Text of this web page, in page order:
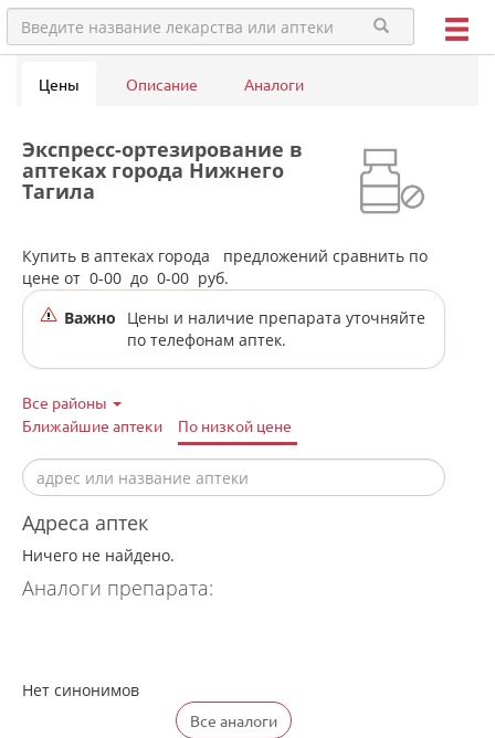
Цены Описание Аналоги
Экспресс-ортезирование в
аптеках города Нижнего
Тагила
Купить в аптеках города
предложений сравнить по
цене от 0-00 до 0-00 руб.
Важно
Цены и наличие препарата уточняйте
по телефонам аптек.
Все районы
Ближайшие аптеки
По низкой цене
Адреса аптек
Ничего не найдено.
Аналоги препарата:
Нет синонимов
Все аналоги